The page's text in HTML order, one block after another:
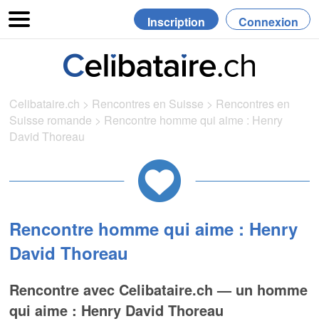
Inscription Connexion
Celibataire.ch > Rencontres en Suisse > Rencontres en
Suisse romande > Rencontre homme qui aime : Henry
David Thoreau
Rencontre homme qui aime : Henry
David Thoreau
Rencontre avec Celibataire.ch — un homme
qui aime : Henry David Thoreau